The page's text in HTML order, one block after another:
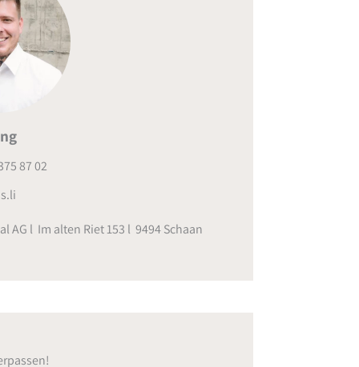
87 02
AG l Im alten Riet 153 l 9494 Schaan